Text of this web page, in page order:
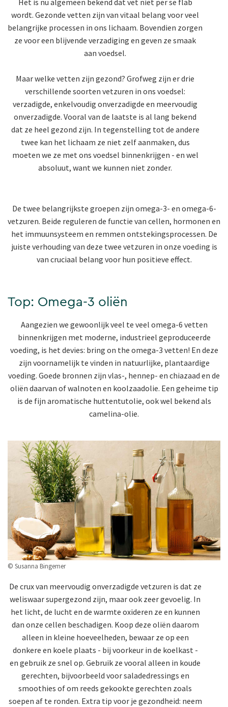
Het is nu algemeen bekend dat vet niet per se flab
wordt. Gezonde vetten zijn van vitaal belang voor veel
belangrijke processen in ons lichaam. Bovendien zorgen
ze voor een blijvende verzadiging en geven ze smaak
aan voedsel.
Maar welke vetten zijn gezond? Grofweg zijn er drie
verschillende soorten vetzuren in ons voedsel:
verzadigde, enkelvoudig onverzadigde en meervoudig
onverzadigde. Vooral van de laatste is al lang bekend
dat ze heel gezond zijn. In tegenstelling tot de andere
twee kan het lichaam ze niet zelf aanmaken, dus
moeten we ze met ons voedsel binnenkrijgen - en wel
absoluut, want we kunnen niet zonder.
De twee belangrijkste groepen zijn omega-3- en omega-6-
vetzuren. Beide reguleren de functie van cellen, hormonen en
het immuunsysteem en remmen ontstekingsprocessen. De
juiste verhouding van deze twee vetzuren in onze voeding is
van cruciaal belang voor hun positieve effect.
Top: Omega-3 oliën
Aangezien we gewoonlijk veel te veel omega-6 vetten
binnenkrijgen met moderne, industrieel geproduceerde
voeding, is het devies: bring on the omega-3 vetten! En deze
zijn voornamelijk te vinden in natuurlijke, plantaardige
voeding. Goede bronnen zijn vlas-, hennep- en chiazaad en de
oliën daarvan of walnoten en koolzaadolie. Een geheime tip
is de fijn aromatische huttentutolie, ook wel bekend als
camelina-olie.
© Susanna Bingemer
De crux van meervoudig onverzadigde vetzuren is dat ze
weliswaar supergezond zijn, maar ook zeer gevoelig. In
het licht, de lucht en de warmte oxideren ze en kunnen
dan onze cellen beschadigen. Koop deze oliën daarom
alleen in kleine hoeveelheden, bewaar ze op een
donkere en koele plaats - bij voorkeur in de koelkast -
en gebruik ze snel op. Gebruik ze vooral alleen in koude
gerechten, bijvoorbeeld voor saladedressings en
smoothies of om reeds gekookte gerechten zoals
soepen af te ronden. Extra tip voor je gezondheid: neem